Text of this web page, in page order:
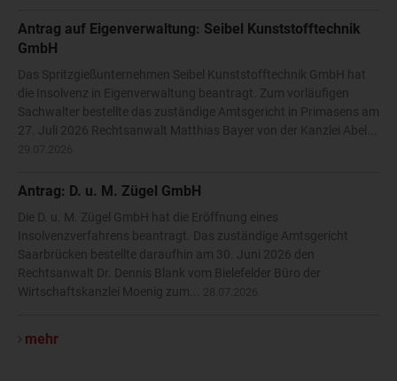
Antrag auf Eigenverwaltung: Seibel Kunststofftechnik
GmbH
Das Spritzgießunternehmen Seibel Kunststofftechnik GmbH hat
die Insolvenz in Eigenverwaltung beantragt. Zum vorläufigen
Sachwalter bestellte das zuständige Amtsgericht in Primasens am
27. Juli 2026 Rechtsanwalt Matthias Bayer von der Kanzlei Abel...
Antrag: D. u. M. Zügel GmbH
Die D. u. M. Zügel GmbH hat die Eröffnung eines
Insolvenzverfahrens beantragt. Das zuständige Amtsgericht
Saarbrücken bestellte daraufhin am 30. Juni 2026 den
Rechtsanwalt Dr. Dennis Blank vom Bielefelder Büro der
Wirtschaftskanzlei Moenig zum...
mehr